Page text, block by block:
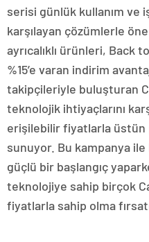
serisi günlük kullanım ve
karşılayan çözümlerle
ayrıcalıklı ürünleri, Back
%15’e varan indirim
takipçileriyle buluşturan
teknolojik ihtiyaçlarını
erişilebilir fiyatlarla
sunuyor. Bu kampanya ile
güçlü bir başlangıç
teknolojiye sahip birçok
fiyatlarla sahip olma